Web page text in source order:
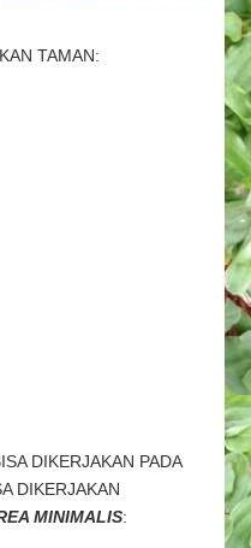
TAMAN:
DIKERJAKAN PADA
DIKERJAKAN
MINIMALIS: